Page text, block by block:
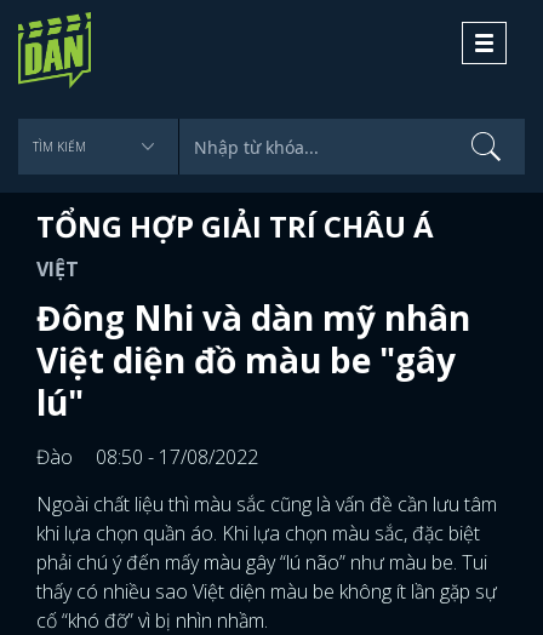
Toggle
TỔNG HỢP GIẢI TRÍ CHÂU Á
VIỆT
Đông Nhi và dàn mỹ nhân
Việt diện đồ màu be "gây
lú"
Đào
08:50 - 17/08/2022
Ngoài chất liệu thì màu sắc cũng là vấn đề cần lưu tâm
khi lựa chọn quần áo. Khi lựa chọn màu sắc, đặc biệt
phải chú ý đến mấy màu gây “lú não” như màu be. Tui
thấy có nhiều sao Việt diện màu be không ít lần gặp sự
cố “khó đỡ” vì bị nhìn nhầm.